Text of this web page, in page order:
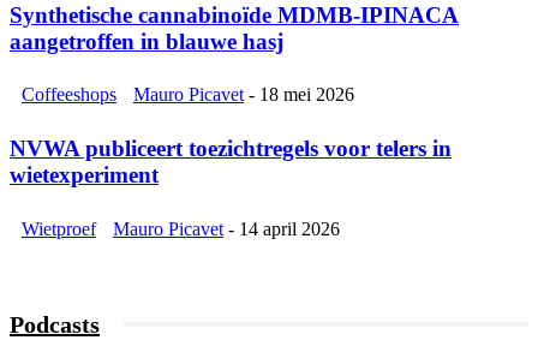
Synthetische cannabinoïde MDMB-IPINACA
aangetroffen in blauwe hasj
Coffeeshops Mauro Picavet - 18 mei 2026
NVWA publiceert toezichtregels voor telers in
wietexperiment
Wietproef Mauro Picavet - 14 april 2026
Podcasts